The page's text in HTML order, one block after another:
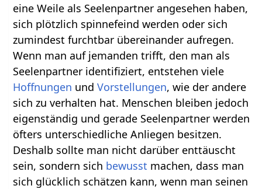
eine Weile als Seelenpartner angesehen haben,
sich plötzlich spinnefeind werden oder sich
zumindest furchtbar übereinander aufregen.
Wenn man auf jemanden trifft, den man als
Seelenpartner identifiziert, entstehen viele
Hoffnungen undVorstellungen, wie der andere
sich zu verhalten hat. Menschen bleiben jedoch
eigenständig und gerade Seelenpartner werden
öfters unterschiedliche Anliegen besitzen.
Deshalb sollte man nicht darüber enttäuscht
sein, sondern sich bewusst machen, dass man
sich glücklich schätzen kann, wenn man seinen